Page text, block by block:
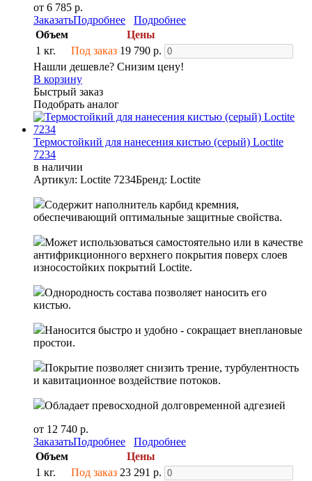
от 6 785 р.
ЗаказатьПодробнее
Подробнее
Объем
Цены
1 кг.
Под заказ 19 790 р.
Нашли дешевле? Снизим цену!
В корзину
Быстрый заказ
Подобрать аналог
Термостойкий для нанесения кистью (серый) Loctite
7234
в наличии
Артикул: Loctite 7234Бренд: Loctite
Содержит наполнитель карбид кремния,
обеспечивающий оптимальные защитные свойства.
Может использоваться самостоятельно или в качестве
антифрикционного верхнего покрытия поверх слоев
износостойких покрытий Loctite.
Однородность состава позволяет наносить его
кистью.
Наносится быстро и удобно - сокращает внеплановые
простои.
Покрытие позволяет снизить трение, турбулентность
и кавитационное воздействие потоков.
Обладает превосходной долговременной адгезией
от 12 740 р.
ЗаказатьПодробнее
Подробнее
Объем
Цены
1 кг.
Под заказ 23 291 р.